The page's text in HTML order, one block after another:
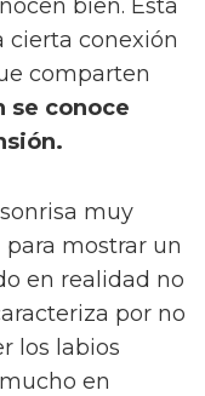
bien. Esta
cierta conexión
comparten
se conoce
muy
mostrar un
en realidad no
por no
los labios
en